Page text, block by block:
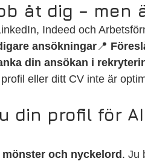
åt dig – men
Indeed och
ansökningar📍
din ansökan i
eller ditt CV inte är
din profil för
mönster och nyckelord . Ju